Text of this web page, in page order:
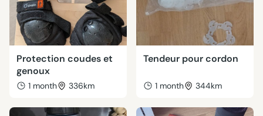
Protection coudes et
genoux
1 month 336km
Tendeur pour cordon
1 month 344km